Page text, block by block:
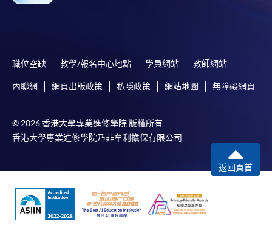
職位空缺 教學/報名中心地點 學員網站 教師網站
內聯網 網頁出版政策 私隱政策 網站地圖 無障礙網頁
© 2026 香港大學專業進修學院 版權所有
香港大學專業進修學院乃非牟利擔保有限公司
返回頁首